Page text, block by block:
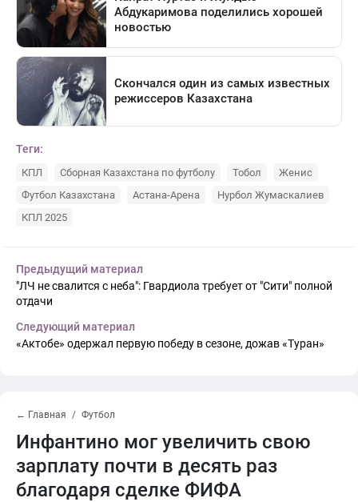
Теги:
КПЛ Сборная Казахстана по футболу Тобол
Женис
Футбол Казахстана
Астана-Арена
Нурбол Жумаскалиев
КПЛ 2025
Предыдущий материал
"ЛЧ не свалится с неба": Гвардиола требует от "Сити" полной
отдачи
Следующий материал
«Актобе» одержал первую победу в сезоне, дожав «Туран»
← Главная Футбол
Инфантино мог увеличить свою
зарплату почти в десять раз
благодаря сделке ФИФА